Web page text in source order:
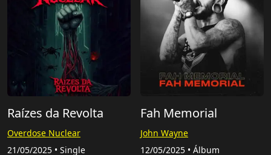
Raízes da Revolta
Overdose Nuclear
21/05/2025 • Single
Fah Memorial
John Wayne
12/05/2025 • Álbum